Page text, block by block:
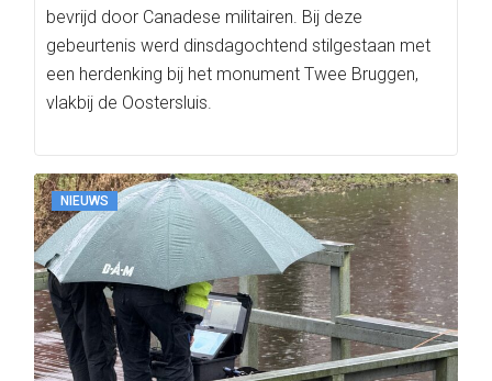
bevrijd door Canadese militairen. Bij deze
gebeurtenis werd dinsdagochtend stilgestaan met
een herdenking bij het monument Twee Bruggen,
vlakbij de Oostersluis.
NIEUWS